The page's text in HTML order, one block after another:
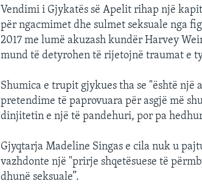
Vendimi i Gjykatës së Apelit rihap një
për ngacmimet dhe sulmet seksuale nga
2017 me lumë akuzash kundër Harvey
mund të detyrohen të rijetojnë traumat e
Shumica e trupit gjykues tha se "është
pretendime të paprovuara për asgjë më
dinjitetin e një të pandehuri, por pa
Gjyqtarja Madeline Singas e cila nuk u
vazhdonte një "prirje shqetësuese të
dhunë seksuale”.